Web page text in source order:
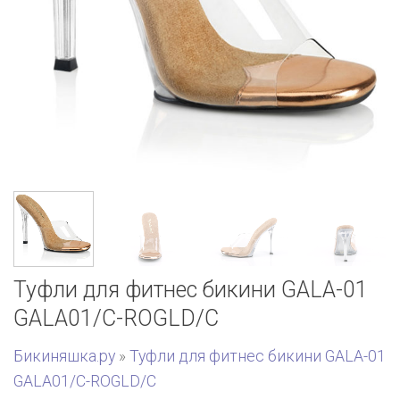
Туфли для фитнес бикини GALA-01
GALA01/C-ROGLD/C
Бикиняшка.ру » Туфли для фитнес бикини GALA-01
GALA01/C-ROGLD/C